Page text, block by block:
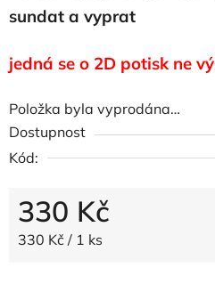
sundat a vyprat
jedná se o 2D potisk ne
Položka byla vyprodána…
Dostupnost
Kód:
330 Kč
Měrná cena:
330 Kč / 1 ks